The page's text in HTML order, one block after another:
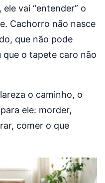
vai “entender” o
Cachorro não nasce
que não pode
que o tapete caro não
o caminho, o
ele: morder,
comer o que